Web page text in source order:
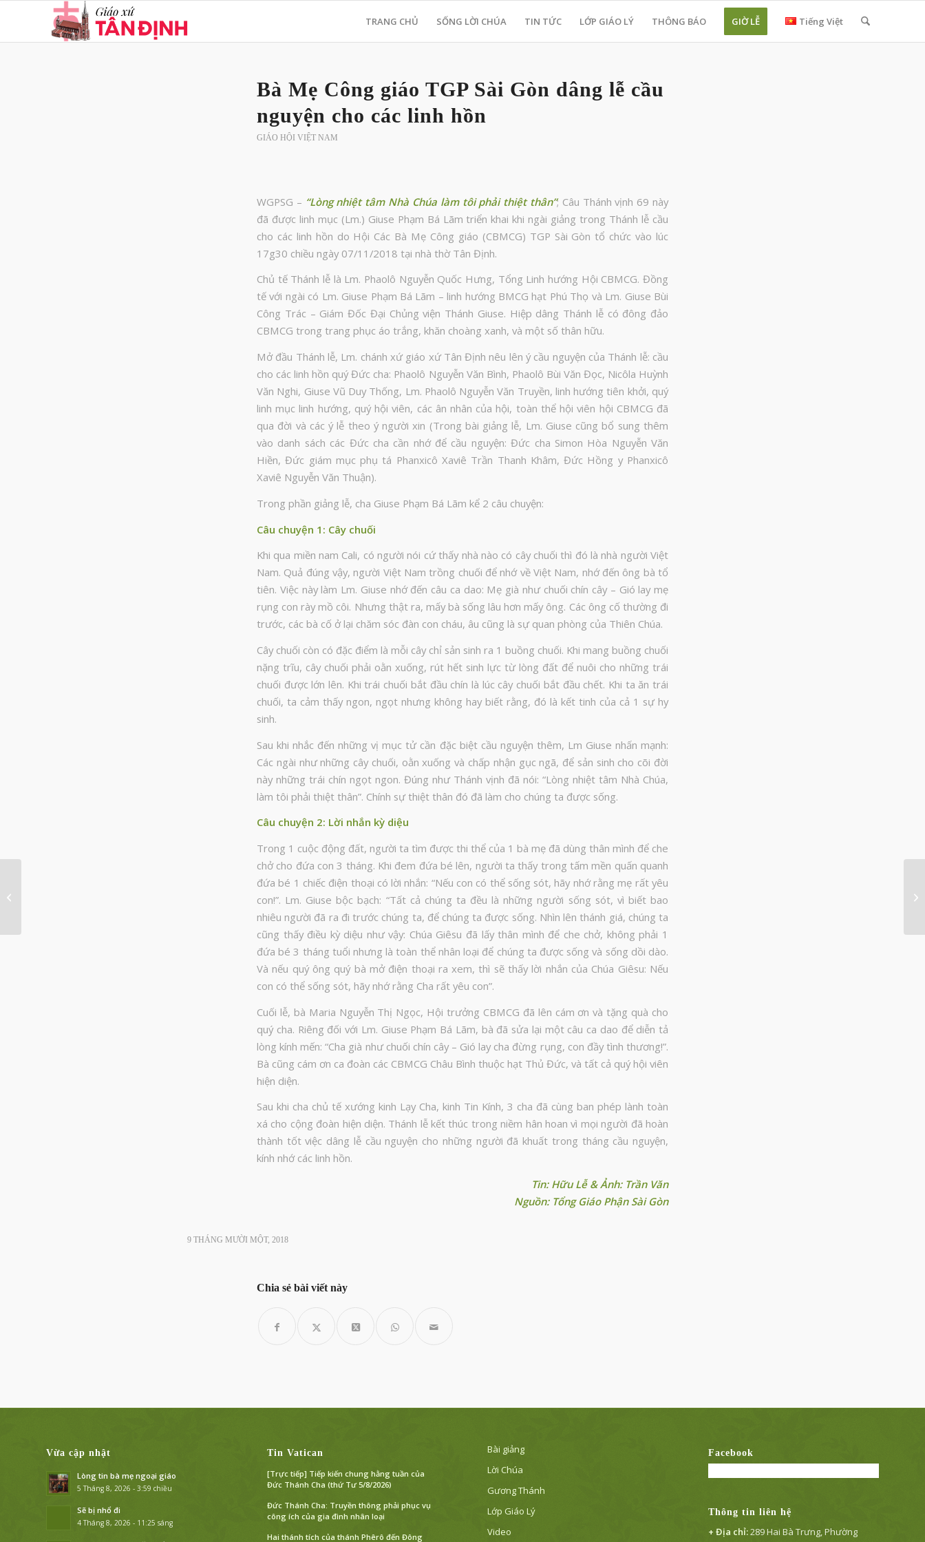
TRANG CHỦ SỐNG LỜI CHÚA TIN TỨC LỚP GIÁO LÝ THÔNG BÁO GIỜ LỄ Tiếng Việt
Bà Mẹ Công giáo TGP Sài Gòn dâng lễ cầu
nguyện cho các linh hồn
GIÁO HỘI VIỆT NAM
WGPSG – “Lòng nhiệt tâm Nhà Chúa làm tôi phải thiệt thân”; Câu Thánh vịnh 69 này
đã được linh mục (Lm.) Giuse Phạm Bá Lãm triển khai khi ngài giảng trong Thánh lễ cầu
cho các linh hồn do Hội Các Bà Mẹ Công giáo (CBMCG) TGP Sài Gòn tổ chức vào lúc
17g30 chiều ngày 07/11/2018 tại nhà thờ Tân Định.
Chủ tế Thánh lễ là Lm. Phaolô Nguyễn Quốc Hưng, Tổng Linh hướng Hội CBMCG. Đồng
tế với ngài có Lm. Giuse Phạm Bá Lãm – linh hướng BMCG hạt Phú Thọ và Lm. Giuse Bùi
Công Trác – Giám Đốc Đại Chủng viện Thánh Giuse. Hiệp dâng Thánh lễ có đông đảo
CBMCG trong trang phục áo trắng, khăn choàng xanh, và một số thân hữu.
Mở đầu Thánh lễ, Lm. chánh xứ giáo xứ Tân Định nêu lên ý cầu nguyện của Thánh lễ: cầu
cho các linh hồn quý Đức cha: Phaolô Nguyễn Văn Bình, Phaolô Bùi Văn Đọc, Nicôla Huỳnh
Văn Nghi, Giuse Vũ Duy Thống, Lm. Phaolô Nguyễn Văn Truyền, linh hướng tiên khởi, quý
linh mục linh hướng, quý hội viên, các ân nhân của hội, toàn thể hội viên hội CBMCG đã
qua đời và các ý lễ theo ý người xin (Trong bài giảng lễ, Lm. Giuse cũng bổ sung thêm
vào danh sách các Đức cha cần nhớ để cầu nguyện: Đức cha Simon Hòa Nguyễn Văn
Hiền, Đức giám mục phụ tá Phanxicô Xaviê Trần Thanh Khâm, Đức Hồng y Phanxicô
Xaviê Nguyễn Văn Thuận).
Trong phần giảng lễ, cha Giuse Phạm Bá Lãm kể 2 câu chuyện:
Câu chuyện 1: Cây chuối
Khi qua miền nam Cali, có người nói cứ thấy nhà nào có cây chuối thì đó là nhà người Việt
Nam. Quả đúng vậy, người Việt Nam trồng chuối để nhớ về Việt Nam, nhớ đến ông bà tổ
tiên. Việc này làm Lm. Giuse nhớ đến câu ca dao: Mẹ già như chuối chín cây – Gió lay mẹ
rụng con rày mồ côi. Nhưng thật ra, mấy bà sống lâu hơn mấy ông. Các ông cố thường đi
trước, các bà cố ở lại chăm sóc đàn con cháu, âu cũng là sự quan phòng của Thiên Chúa.
Cây chuối còn có đặc điểm là mỗi cây chỉ sản sinh ra 1 buồng chuối. Khi mang buồng chuối
nặng trĩu, cây chuối phải oằn xuống, rút hết sinh lực từ lòng đất để nuôi cho những trái
chuối được lớn lên. Khi trái chuối bắt đầu chín là lúc cây chuối bắt đầu chết. Khi ta ăn trái
chuối, ta cảm thấy ngon, ngọt nhưng không hay biết rằng, đó là kết tinh của cả 1 sự hy
sinh.
Sau khi nhắc đến những vị mục tử cần đặc biệt cầu nguyện thêm, Lm Giuse nhấn mạnh:
Các ngài như những cây chuối, oằn xuống và chấp nhận gục ngã, để sản sinh cho cõi đời
này những trái chín ngọt ngon. Đúng như Thánh vịnh đã nói: “Lòng nhiệt tâm Nhà Chúa,
làm tôi phải thiệt thân”. Chính sự thiệt thân đó đã làm cho chúng ta được sống.
Câu chuyện 2: Lời nhắn kỳ diệu
Trong 1 cuộc động đất, người ta tìm được thi thể của 1 bà mẹ đã dùng thân mình để che
chở cho đứa con 3 tháng. Khi đem đứa bé lên, người ta thấy trong tấm mền quấn quanh
đứa bé 1 chiếc điện thoại có lời nhắn: “Nếu con có thể sống sót, hãy nhớ rằng mẹ rất yêu
con!”. Lm. Giuse bộc bạch: “Tất cả chúng ta đều là những người sống sót, vì biết bao
nhiêu người đã ra đi trước chúng ta, để chúng ta được sống. Nhìn lên thánh giá, chúng ta
cũng thấy điều kỳ diệu như vậy: Chúa Giêsu đã lấy thân mình để che chở, không phải 1
đứa bé 3 tháng tuổi nhưng là toàn thể nhân loại để chúng ta được sống và sống dồi dào.
Và nếu quý ông quý bà mở điện thoại ra xem, thì sẽ thấy lời nhắn của Chúa Giêsu: Nếu
con có thể sống sót, hãy nhớ rằng Cha rất yêu con”.
Cuối lễ, bà Maria Nguyễn Thị Ngọc, Hội trưởng CBMCG đã lên cám ơn và tặng quà cho
quý cha. Riêng đối với Lm. Giuse Phạm Bá Lãm, bà đã sửa lại một câu ca dao để diễn tả
lòng kính mến: “Cha già như chuối chín cây – Gió lay cha đừng rụng, con đầy tình thương!”.
Bà cũng cám ơn ca đoàn các CBMCG Châu Bình thuộc hạt Thủ Đức, và tất cả quý hội viên
hiện diện.
Sau khi cha chủ tế xướng kinh Lạy Cha, kinh Tin Kính, 3 cha đã cùng ban phép lành toàn
xá cho cộng đoàn hiện diện. Thánh lễ kết thúc trong niềm hân hoan vì mọi người đã hoàn
thành tốt việc dâng lễ cầu nguyện cho những người đã khuất trong tháng cầu nguyện,
kính nhớ các linh hồn.
Tin: Hữu Lễ & Ảnh: Trần Văn
Nguồn: Tổng Giáo Phận Sài Gòn
9 THÁNG MƯỜI MỘT, 2018
Chia sẻ bài viết này
Vừa cập nhật
Lòng tin bà mẹ ngoại giáo
5 Tháng 8, 2026 - 3:59 chiều
Sẽ bị nhổ đi
4 Tháng 8, 2026 - 11:25 sáng
Tin Vatican
[Trực tiếp] Tiếp kiến chung hằng tuần của
Đức Thánh Cha (thứ Tư 5/8/2026)
Đức Thánh Cha: Truyền thông phải phục vụ
công ích của gia đình nhân loại
Hai thánh tích của thánh Phêrô đến Đông
Bài giảng
Lời Chúa
Gương Thánh
Lớp Giáo Lý
Video
Facebook
Thông tin liên hệ
+ Địa chỉ:289 Hai Bà Trưng, Phường